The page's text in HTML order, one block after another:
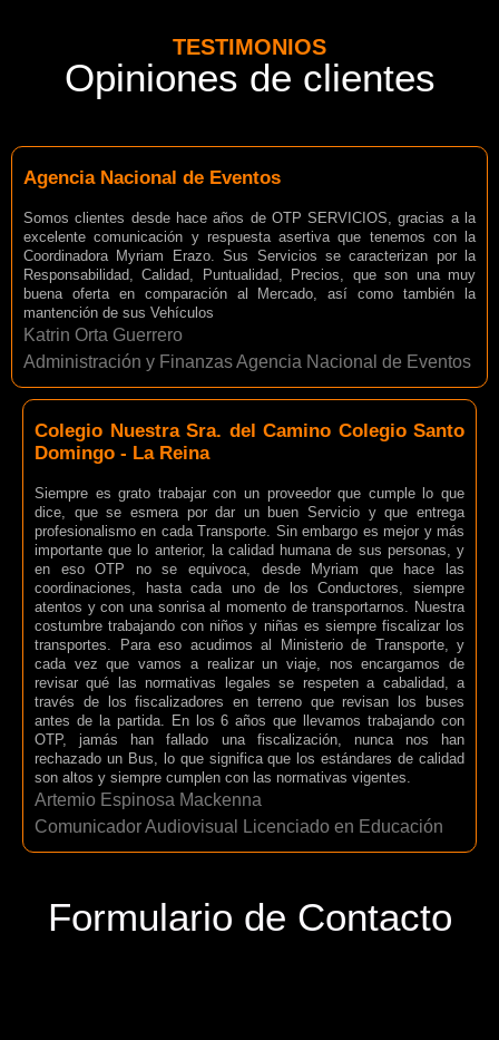
TESTIMONIOS
Opiniones de clientes
Agencia Nacional de Eventos
Somos clientes desde hace años de OTP SERVICIOS, gracias a la
excelente comunicación y respuesta asertiva que tenemos con la
Coordinadora Myriam Erazo. Sus Servicios se caracterizan por la
Responsabilidad, Calidad, Puntualidad, Precios, que son una muy
buena oferta en comparación al Mercado, así como también la
mantención de sus Vehículos
Katrin Orta Guerrero
Administración y Finanzas Agencia Nacional de Eventos
Colegio Nuestra Sra. del Camino Colegio Santo
Domingo - La Reina
Siempre es grato trabajar con un proveedor que cumple lo que
dice, que se esmera por dar un buen Servicio y que entrega
profesionalismo en cada Transporte. Sin embargo es mejor y más
importante que lo anterior, la calidad humana de sus personas, y
en eso OTP no se equivoca, desde Myriam que hace las
coordinaciones, hasta cada uno de los Conductores, siempre
atentos y con una sonrisa al momento de transportarnos. Nuestra
costumbre trabajando con niños y niñas es siempre fiscalizar los
transportes. Para eso acudimos al Ministerio de Transporte, y
cada vez que vamos a realizar un viaje, nos encargamos de
revisar qué las normativas legales se respeten a cabalidad, a
través de los fiscalizadores en terreno que revisan los buses
antes de la partida. En los 6 años que llevamos trabajando con
OTP, jamás han fallado una fiscalización, nunca nos han
rechazado un Bus, lo que significa que los estándares de calidad
son altos y siempre cumplen con las normativas vigentes.
Artemio Espinosa Mackenna
Comunicador Audiovisual Licenciado en Educación
Formulario de Contacto